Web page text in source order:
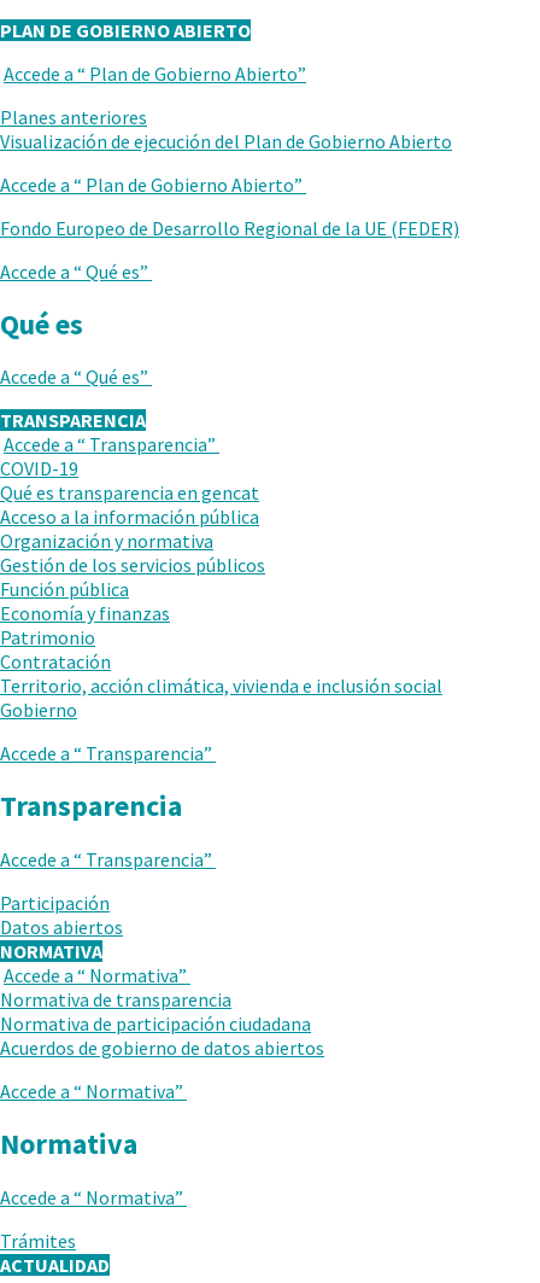
PLAN DE GOBIERNO ABIERTO
VUELVE
AL
NIVEL
ANTERIOR
Accede a “ Plan de Gobierno Abierto”
Planes anteriores
Visualización de ejecución del Plan de Gobierno Abierto
Accede a “ Plan de Gobierno Abierto”
Fondo Europeo de Desarrollo Regional de la UE (FEDER)
Accede a “ Qué es”
Qué es
Accede a “ Qué es”
TRANSPARENCIA
VUELVE
AL
NIVEL
ANTERIOR
Accede a “ Transparencia”
COVID-19
Qué es transparencia en gencat
Acceso a la información pública
Organización y normativa
Gestión de los servicios públicos
Función pública
Economía y finanzas
Patrimonio
Contratación
Territorio, acción climática, vivienda e inclusión social
Gobierno
Accede a “ Transparencia”
Transparencia
Accede a “ Transparencia”
Participación
Abrir
una
nueva
ventana.
Datos abiertos
NORMATIVA
VUELVE
AL
NIVEL
ANTERIOR
Accede a “ Normativa”
Normativa de transparencia
Normativa de participación ciudadana
Acuerdos de gobierno de datos abiertos
Accede a “ Normativa”
Normativa
Accede a “ Normativa”
Trámites
Abrir
ACTUALIDAD